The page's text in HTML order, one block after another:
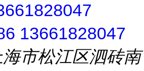
13661828047
市松江区泗砖南